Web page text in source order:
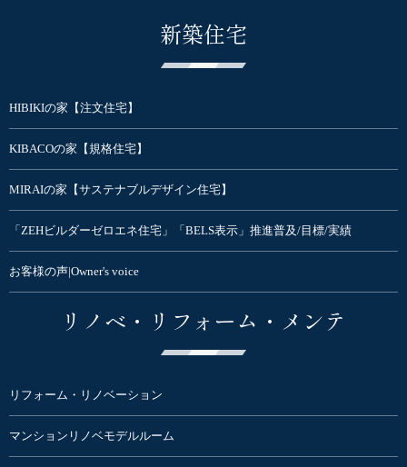
新築住宅
HIBIKIの家【注文住宅】
KIBACOの家【規格住宅】
MIRAIの家【サステナブルデザイン住宅】
「ZEHビルダーゼロエネ住宅」「BELS表示」推進普及/目標/実績
お客様の声|Owner's voice
リノベ・リフォーム・メンテ
リフォーム・リノベーション
マンションリノベモデルルーム